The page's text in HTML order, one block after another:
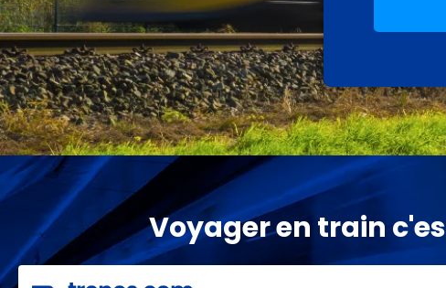
Voyager en train